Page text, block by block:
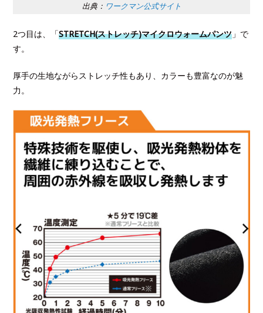
出典： ワークマン公式サイト
2つ目は、「STRETCH(ストレッチ)マイクロウォームパンツ 」で
す。
厚手の生地ながらストレッチ性もあり、カラーも豊富なのが魅
力。